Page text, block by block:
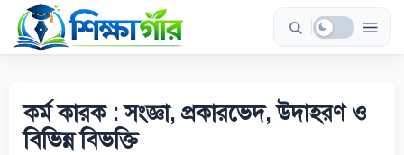
Skip
content
কর্ম কারক : সংজ্ঞা, প্রকারভেদ, উদাহরণ ও
বিভিন্ন বিভক্তি